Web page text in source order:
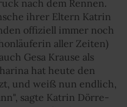
nach dem Rennen.
ihrer Eltern Katrin
offiziell immer noch
aller Zeiten)
Gesa Krause als
hat heute den
und weiß nun endlich,
sagte Katrin Dörre-